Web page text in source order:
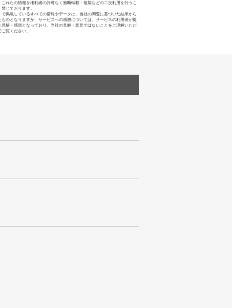
これらの情報を権利者の許可なく無断転載・複製などの二次利用を行うこ
禁じております。
で掲載しているすべての情報やデータは、当社の調査に基づいた結果から
ものとなりますが、サービスへの感想については、サービスの利用者が提
見解・感想となっており、当社の見解・意見ではないことをご理解いただ
覧ください。